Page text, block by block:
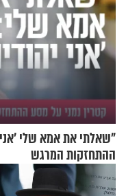
"שאלתי את אמא שלי 'אני
ההתחזקות המרגש